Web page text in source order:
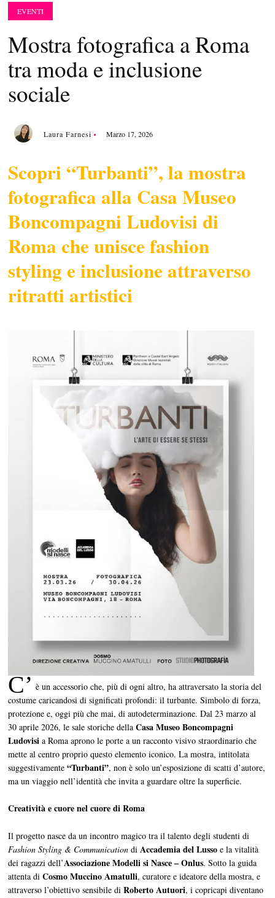
EVENTI
Mostra fotografica a Roma
tra moda e inclusione
sociale
Laura Farnesi Marzo 17, 2026
Scopri “Turbanti”, la mostra
fotografica alla Casa Museo
Boncompagni Ludovisi di
Roma che unisce fashion
styling e inclusione attraverso
ritratti artistici
C’ è un accessorio che, più di ogni altro, ha attraversato la storia del
costume caricandosi di significati profondi: il turbante. Simbolo di forza,
protezione e, oggi più che mai, di autodeterminazione. Dal 23 marzo al
30 aprile 2026, le sale storiche dellaCasa Museo Boncompagni
Ludovisi a Roma aprono le porte a un racconto visivo straordinario che
mette al centro proprio questo elemento iconico. La mostra, intitolata
suggestivamente“Turbanti”, non è solo un’esposizione di scatti d’autore,
ma un viaggio nell’identità che invita a guardare oltre la superficie.
Creatività e cuore nel cuore di Roma
Il progetto nasce da un incontro magico tra il talento degli studenti di
Fashion Styling & Communication di Accademia del Lusso e la vitalità
dei ragazzi dell’Associazione Modelli si Nasce – Onlus. Sotto la guida
attenta diCosmo Muccino Amatulli, curatore e ideatore della mostra, e
attraverso l’obiettivo sensibile diRoberto Autuori, i copricapi diventano